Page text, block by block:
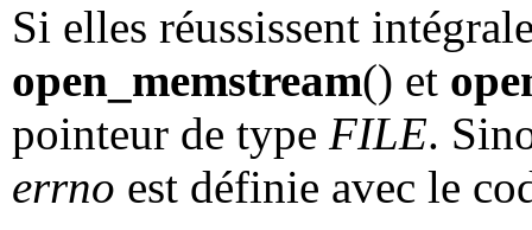
Si elles réussissent
open_memstream() et
pointeur de type FILE.
errno est définie avec le